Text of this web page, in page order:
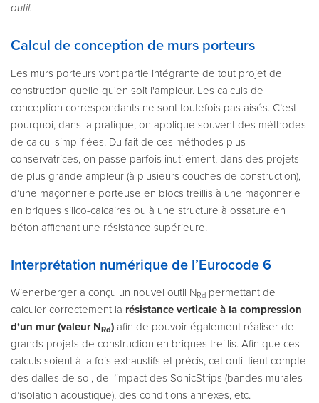
outil.
Calcul de conception de murs porteurs
Les murs porteurs vont partie intégrante de tout projet de
construction quelle qu'en soit l'ampleur. Les calculs de
conception correspondants ne sont toutefois pas aisés. C’est
pourquoi, dans la pratique, on applique souvent des méthodes
de calcul simplifiées. Du fait de ces méthodes plus
conservatrices, on passe parfois inutilement, dans des projets
de plus grande ampleur (à plusieurs couches de construction),
d’une maçonnerie porteuse en blocs treillis à une maçonnerie
en briques silico-calcaires ou à une structure à ossature en
béton affichant une résistance supérieure.
Interprétation numérique de l’Eurocode 6
Wienerberger a conçu un nouvel outil NRd permettant de
calculer correctement la résistance verticale à la compression
d’un mur (valeur NRd) afin de pouvoir également réaliser de
grands projets de construction en briques treillis. Afin que ces
calculs soient à la fois exhaustifs et précis, cet outil tient compte
des dalles de sol, de l’impact des SonicStrips (bandes murales
d’isolation acoustique), des conditions annexes, etc.